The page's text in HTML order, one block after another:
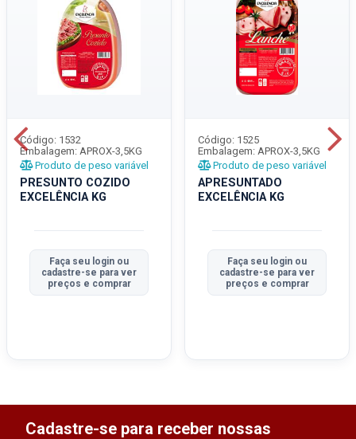
PRESUNTO COZIDO
EXCELÊNCIA KG
Código: 1532
Embalagem: APROX-3,5KG
Produto de peso variável
Faça seu login ou
cadastre-se para ver
preços e comprar
APRESUNTADO
EXCELÊNCIA KG
Código: 1525
Embalagem: APROX-3,5KG
Produto de peso variável
Faça seu login ou
cadastre-se para ver
preços e comprar
Cadastre-se para receber nossas